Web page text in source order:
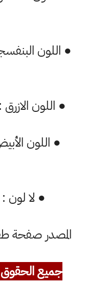
● اللون
● اللون
● اللون
● لا لون
المصدر صفحة
جميع